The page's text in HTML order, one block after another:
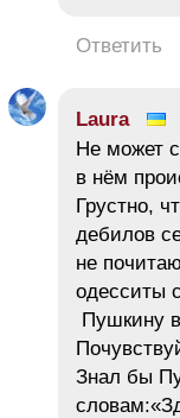
Ответить
Laura
Не может
в нём
Грустно,
дебилов
не
одесситы
Пушкину
Знал бы